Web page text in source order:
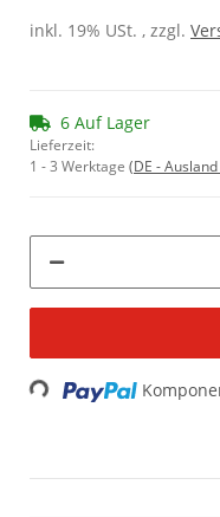
inkl. 19% USt. , zzgl.
6 Auf Lager
Lieferzeit:
1 - 3 Werktage (DE -
Loading...